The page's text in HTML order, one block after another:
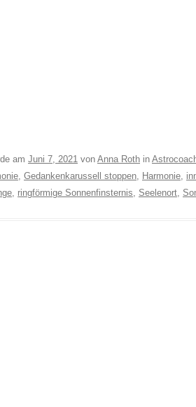
am Juni 7, 2021 von Anna Roth in
, Gedankenkarussell stoppen, Harmonie,
, ringförmige Sonnenfinsternis, Seelenort,